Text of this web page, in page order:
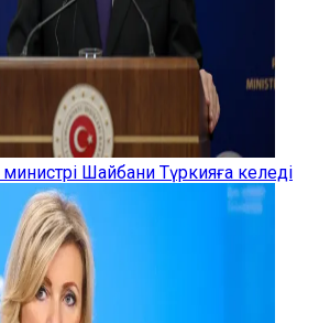
Шайбани Түркияға келеді